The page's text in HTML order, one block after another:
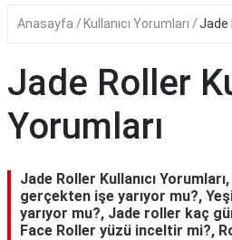
Anasayfa Kullanıcı Yorumları Jade
Jade Roller
Yorumları
Jade Roller Kullanıcı
gerçekten işe yarıyor mu?,
yarıyor mu?, Jade roller kaç
Face Roller yüzü inceltir mi?,